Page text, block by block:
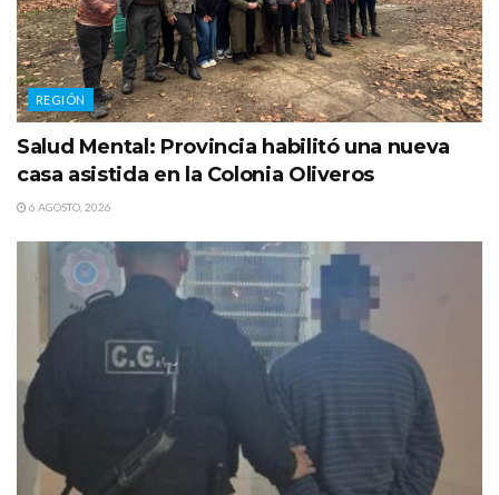
REGIÓN
Salud Mental: Provincia habilitó una nueva
casa asistida en la Colonia Oliveros
6 AGOSTO, 2026